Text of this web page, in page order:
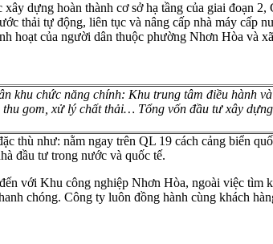
dựng hoàn thành cơ sở hạ tầng của giai đoạn
thải tự động, liên tục và nâng cấp nhà máy cấp
hoạt của người dân thuộc phường Nhơn Hòa và
khu chức năng chính: Khu trung tâm điều hành
thu gom, xử lý chất thải… Tổng vốn đầu tư xây
thù như: nằm ngay trên QL 19 cách cảng biển
đầu tư trong nước và quốc tế.
với Khu công nghiệp Nhơn Hòa, ngoài việc tìm
chóng. Công ty luôn đồng hành cùng khách